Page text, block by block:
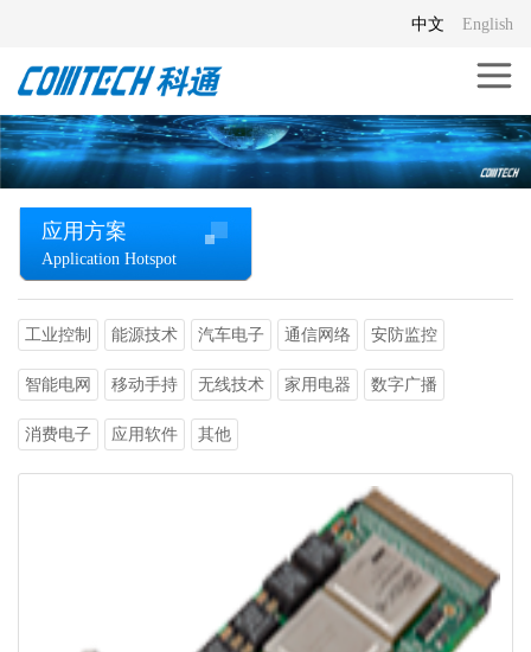
English
中文
应用方案
Application Hotspot
工业控制 能源技术 汽车电子 通信网络 安防监控
智能电网 移动手持 无线技术 家用电器 数字广播
消费电子 应用软件 其他